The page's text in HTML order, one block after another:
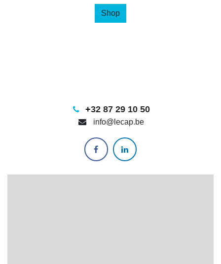
Shop
+32 87 29 10 50
info@lecap.be